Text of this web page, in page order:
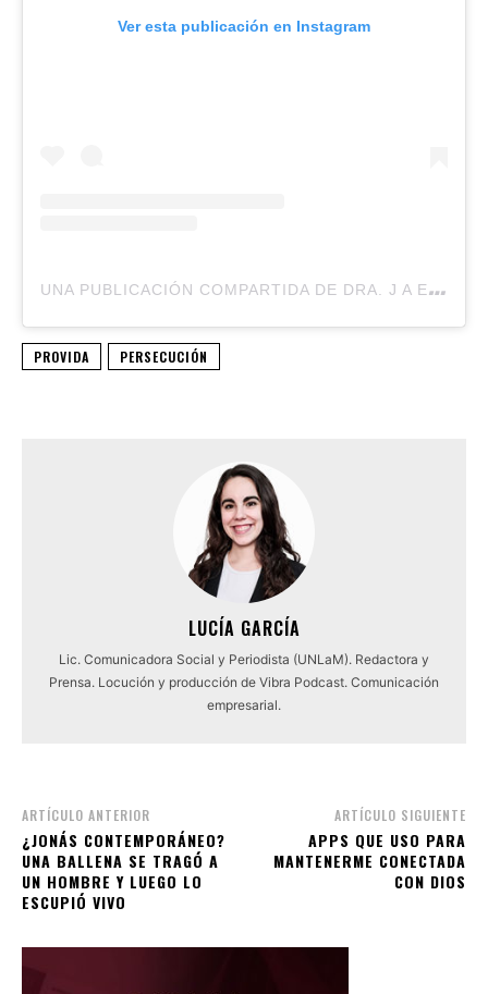
Ver esta publicación en Instagram
U
NA PUBLICACIÓN COMPARTIDA DE DRA. J A E L O J U E L 🇦🇷 (@JAELOJUEL)
PROVIDA PERSECUCIÓN
LUCÍA GARCÍA
Lic. Comunicadora Social y Periodista (UNLaM). Redactora y
Prensa. Locución y producción de Vibra Podcast. Comunicación
empresarial.
ARTÍCULO ANTERIOR
¿JONÁS CONTEMPORÁNEO?
UNA BALLENA SE TRAGÓ A
UN HOMBRE Y LUEGO LO
ESCUPIÓ VIVO
ARTÍCULO SIGUIENTE
APPS QUE USO PARA
MANTENERME CONECTADA
CON DIOS